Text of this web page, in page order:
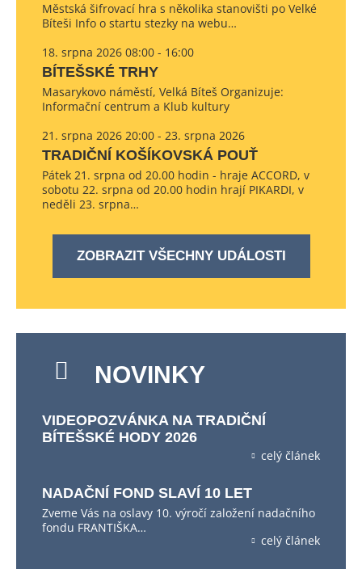
Městská šifrovací hra s několika stanovišti po Velké
Bíteši Info o startu stezky na webu…
18. srpna 2026 08:00 - 16:00
BÍTEŠSKÉ TRHY
Masarykovo náměstí, Velká Bíteš Organizuje:
Informační centrum a Klub kultury
21. srpna 2026 20:00 - 23. srpna 2026
TRADIČNÍ KOŠÍKOVSKÁ POUŤ
Pátek 21. srpna od 20.00 hodin - hraje ACCORD, v
sobotu 22. srpna od 20.00 hodin hrají PIKARDI, v
neděli 23. srpna…
ZOBRAZIT VŠECHNY UDÁLOSTI
NOVINKY
VIDEOPOZVÁNKA NA TRADIČNÍ
BÍTEŠSKÉ HODY 2026
celý článek
NADAČNÍ FOND SLAVÍ 10 LET
Zveme Vás na oslavy 10. výročí založení nadačního
fondu FRANTIŠKA…
celý článek